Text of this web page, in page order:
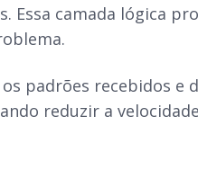
Essa camada lógica
padrões recebidos
reduzir a